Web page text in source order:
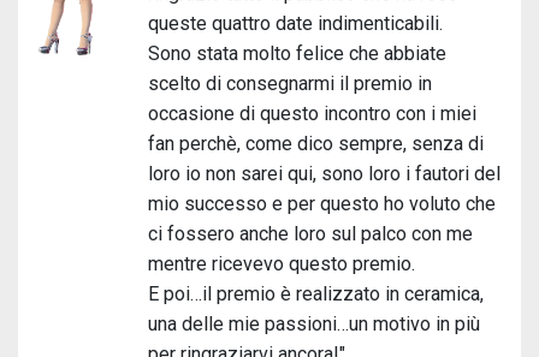
queste quattro date indimenticabili.
Sono stata molto felice che abbiate
scelto di consegnarmi il premio in
occasione di questo incontro con i miei
fan perchè, come dico sempre, senza di
loro io non sarei qui, sono loro i fautori del
mio successo e per questo ho voluto che
ci fossero anche loro sul palco con me
mentre ricevevo questo premio.
E poi…il premio è realizzato in ceramica,
una delle mie passioni…un motivo in più